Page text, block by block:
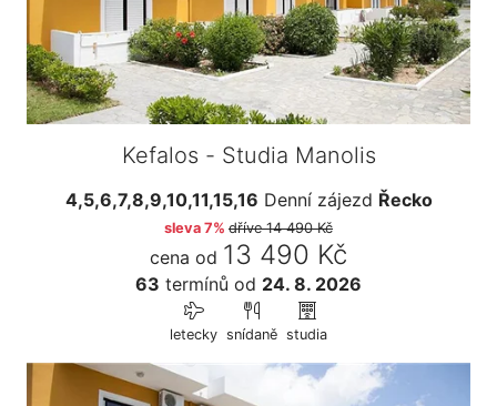
Kefalos - Studia Manolis
4,5,6,7,8,9,10,11,15,16 Denní zájezd Řecko
sleva 7% dříve14 490 Kč
cena od 13 490 Kč
63 termínů od 24. 8. 2026
letecky snídaně studia